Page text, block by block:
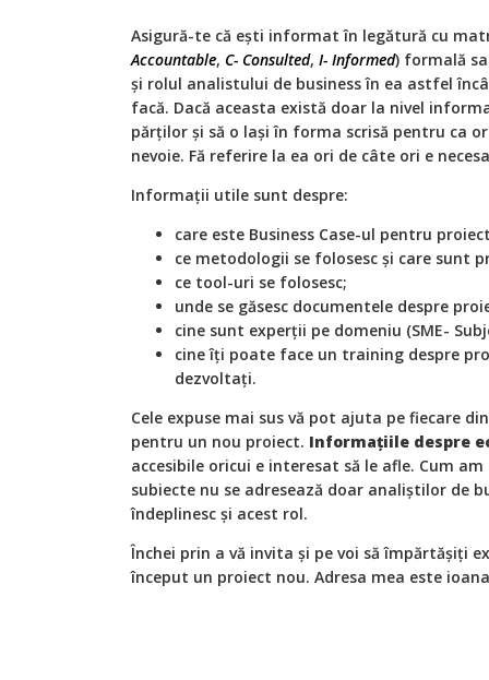
Asigură-te că ești informat în legătură cu
Accountable, C- Consulted, I- Informed) formală
și rolul analistului de business în ea astfel
facă. Dacă aceasta există doar la nivel
părților și să o lași în forma scrisă pentru ca
nevoie. Fă referire la ea ori de câte ori e
Informații utile sunt despre:
care este Business Case-ul pentru
ce metodologii se folosesc și care sunt
ce tool-uri se folosesc;
unde se găsesc documentele despre
cine sunt experții pe domeniu (SME-
cine îți poate face un training despre
dezvoltați.
Cele expuse mai sus vă pot ajuta pe fiecare
pentru un nou proiect. Informațiile despre
accesibile oricui e interesat să le afle. Cum
subiecte nu se adresează doar analiștilor de
îndeplinesc și acest rol.
Închei prin a vă invita și pe voi să împărtășiți
început un proiect nou. Adresa mea este